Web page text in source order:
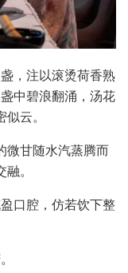
，注以滚烫荷香熟
中碧浪翻涌，汤花
云。
微甘随水汽蒸腾而
。
口腔，仿若饮下整